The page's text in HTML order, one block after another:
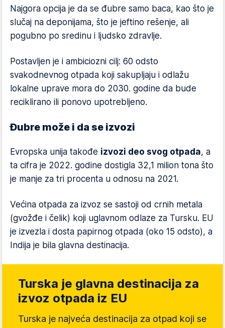
Najgora opcija je da se đubre samo baca, kao što je
slučaj na deponijama, što je jeftino rešenje, ali
pogubno po sredinu i ljudsko zdravlje.
Postavljen je i ambiciozni cilj: 60 odsto
svakodnevnog otpada koji sakupljaju i odlažu
lokalne uprave mora do 2030. godine da bude
reciklirano ili ponovo upotrebljeno.
Đubre može i da se izvozi
Evropska unija takođe izvozi deo svog otpada, a
ta cifra je 2022. godine dostigla 32,1 milion tona što
je manje za tri procenta u odnosu na 2021.
Većina otpada za izvoz se sastoji od crnih metala
(gvožđe i čelik) koji uglavnom odlaze za Tursku. EU
je izvezla i dosta papirnog otpada (oko 15 odsto), a
Indija je bila glavna destinacija.
Turska je glavna destinacija za
izvoz otpada iz EU
Turska je najveća destinacija za otpad koji se